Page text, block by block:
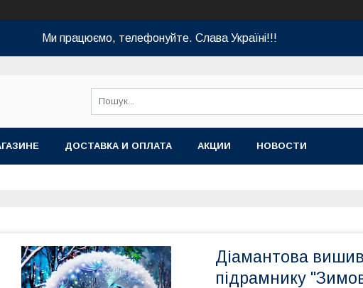
Ми працюємо, телефонуйте. Слава Україні!!!
ДОСТАВКА И ОПЛАТА АКЦИИ НОВОСТИ
Діамантова
підрамнику